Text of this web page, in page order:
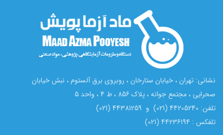
نشانی: تهران ، خیابان ستارخان ، روبروی برق آلستوم ، نبش خیابان
صحرایی ، مجتمع جوانه ، پلاک 856 ، ط 4 ، واحد 5
تلفن: 44205240 (021) و 44381259 (021)
تلفکس : 44236194 (021)